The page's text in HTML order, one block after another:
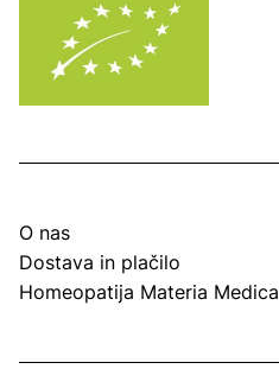
O nas
Dostava in plačilo
Homeopatija Materia Medica